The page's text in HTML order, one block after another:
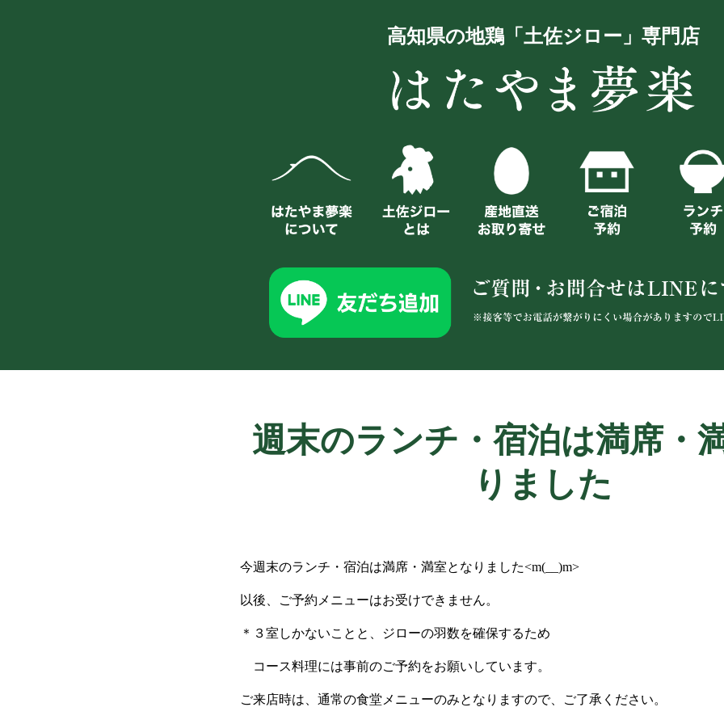
高知県の地鶏「土佐ジロー」専門店
週末のランチ・宿泊は満席・
りました
今週末のランチ・宿泊は満席・満室となりました<m(__)m>
以後、ご予約メニューはお受けできません。
＊３室しかないことと、ジローの羽数を確保するため
コース料理には事前のご予約をお願いしています。
ご来店時は、通常の食堂メニューのみとなりますので、ご了承ください。